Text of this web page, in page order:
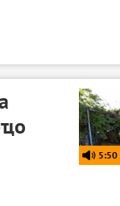
5:50